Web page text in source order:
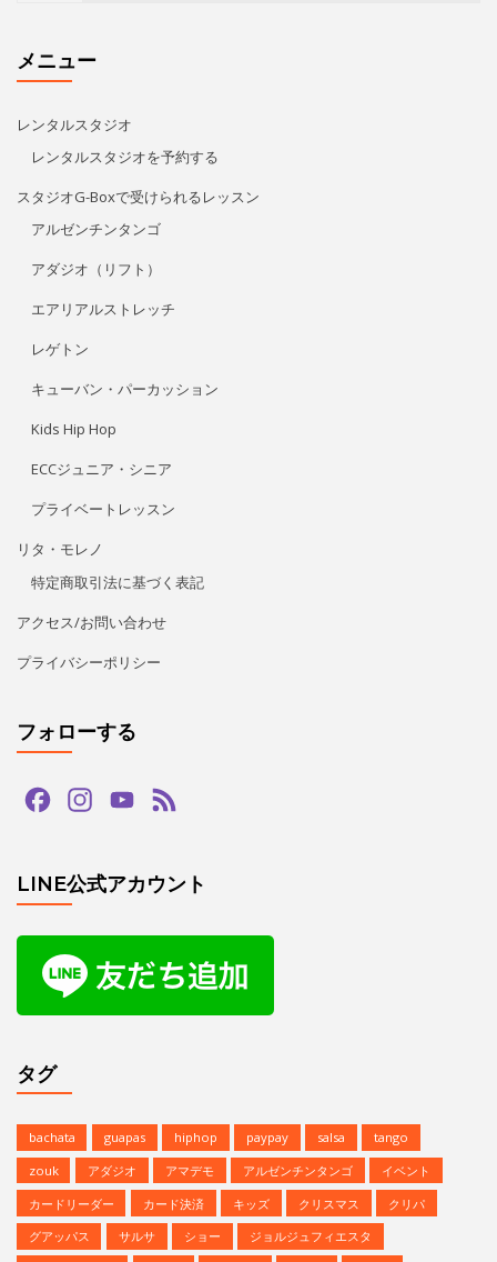
メニュー
レンタルスタジオ
レンタルスタジオを予約する
スタジオG-Boxで受けられるレッスン
アルゼンチンタンゴ
アダジオ（リフト）
エアリアルストレッチ
レゲトン
キューバン・パーカッション
Kids Hip Hop
ECCジュニア・シニア
プライベートレッスン
リタ・モレノ
特定商取引法に基づく表記
アクセス/お問い合わせ
プライバシーポリシー
フォローする
FacebookInstagramYouTube
LINE公式アカウント
タグ
bachata guapas hiphop paypay salsa
tango
zouk
アダジオ アマデモ アルゼンチンタンゴ
イベント
カードリーダー
カード決済 キッズ クリスマス
クリパ
グアッパス
サルサ ショー
ジョルジュフィエスタ